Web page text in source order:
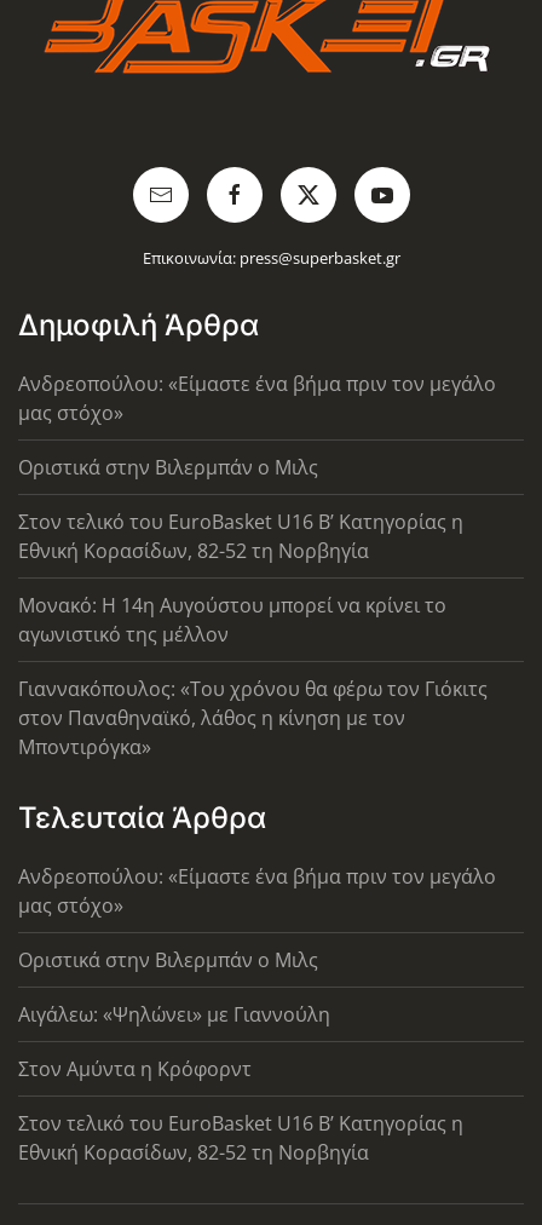
Επικοινωνία: press@superbasket.gr
Δημοφιλή Άρθρα
Ανδρεοπούλου: «Είμαστε ένα βήμα πριν τον μεγάλο
μας στόχο»
Οριστικά στην Βιλερμπάν ο Μιλς
Στον τελικό του EuroBasket U16 Β’ Κατηγορίας η
Εθνική Κορασίδων, 82-52 τη Νορβηγία
Μονακό: Η 14η Αυγούστου μπορεί να κρίνει το
αγωνιστικό της μέλλον
Γιαννακόπουλος: «Του χρόνου θα φέρω τον Γιόκιτς
στον Παναθηναϊκό, λάθος η κίνηση με τον
Μποντιρόγκα»
Τελευταία Άρθρα
Ανδρεοπούλου: «Είμαστε ένα βήμα πριν τον μεγάλο
μας στόχο»
Οριστικά στην Βιλερμπάν ο Μιλς
Αιγάλεω: «Ψηλώνει» με Γιαννούλη
Στον Αμύντα η Κρόφορντ
Στον τελικό του EuroBasket U16 Β’ Κατηγορίας η
Εθνική Κορασίδων, 82-52 τη Νορβηγία